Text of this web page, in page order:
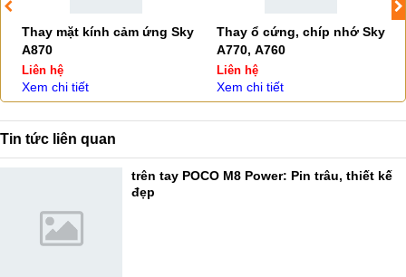
Thay mặt kính cảm ứng Sky
A870
Liên hệ
Xem chi tiết
Thay ổ cứng, chíp nhớ Sky
A770, A760
Liên hệ
Xem chi tiết
Tin tức liên quan
trên tay POCO M8 Power: Pin trâu, thiết kế
đẹp